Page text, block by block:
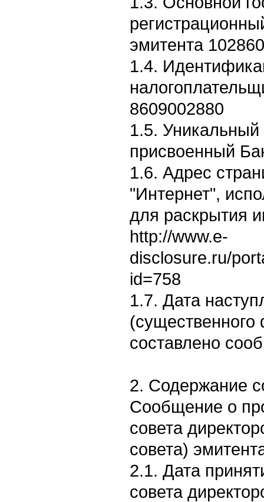
эмитента
1.4.
8609002880
1.5. Уникальный
присвоенный
1.6. Адрес
"Интернет",
для раскрытия
http://www.e-
disclosure.ru/
id=758
1.7. Дата
(существенного
составлено
2. Содержание
Сообщение о
совета
совета)
2.1. Дата
совета